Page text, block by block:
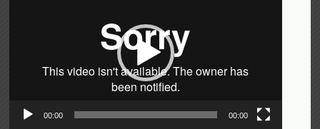
00:00 00:00